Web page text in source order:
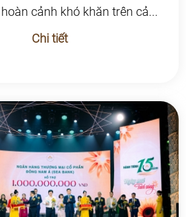
cảnh khó khăn trên cả...
Chi tiết